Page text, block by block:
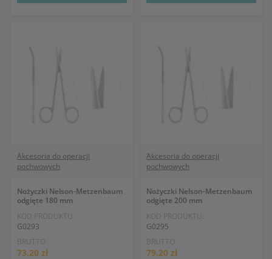
Akcesoria do operacji
pochwowych
Nożyczki Nelson-Metzenbaum
odgięte 180 mm
KOD PRODUKTU:
G0293
BRUTTO
73.20 zł
Akcesoria do operacji
pochwowych
Nożyczki Nelson-Metzenbaum
odgięte 200 mm
KOD PRODUKTU:
G0295
BRUTTO
79.20 zł